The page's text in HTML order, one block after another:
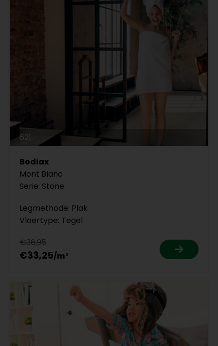
621
Bodiax
Mont Blanc
Serie: Stone
Legmethode: Plak
Vloertype: Tegel
€36,95
€33,25